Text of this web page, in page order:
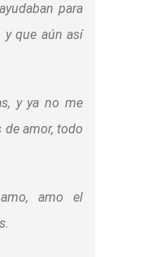
para
y que aún así
y ya no me
de amor, todo
amo el